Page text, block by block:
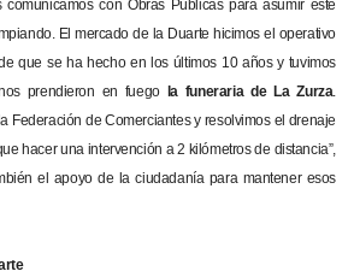
con Obras Públicas para asumir este
El mercado de la Duarte hicimos el operativo
que se ha hecho en los últimos 10 años y tuvimos
prendieron en fuego la funeraria de La Zurza
Federación de Comerciantes y resolvimos el drenaje
hacer una intervención a 2 kilómetros de distancia”,
el apoyo de la ciudadanía para mantener esos